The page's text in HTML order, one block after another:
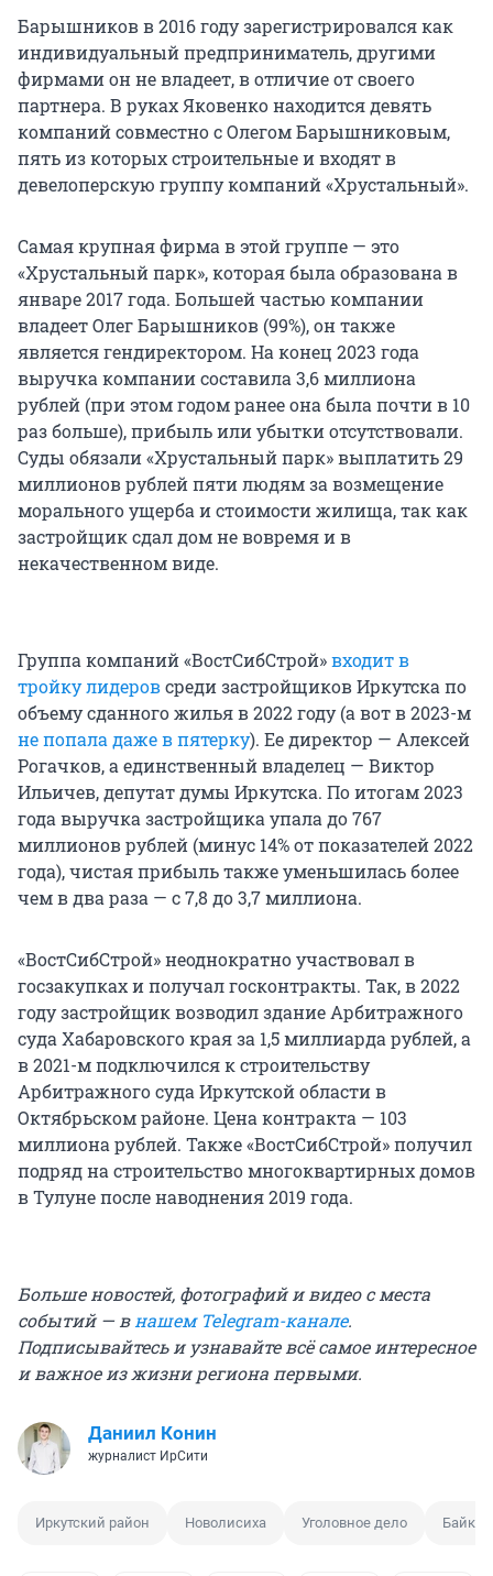
Барышников в 2016 году зарегистрировался как
индивидуальный предприниматель, другими
фирмами он не владеет, в отличие от своего
партнера. В руках Яковенко находится девять
компаний совместно с Олегом Барышниковым,
пять из которых строительные и входят в
девелоперскую группу компаний «Хрустальный».
Самая крупная фирма в этой группе — это
«Хрустальный парк», которая была образована в
январе 2017 года. Большей частью компании
владеет Олег Барышников (99%), он также
является гендиректором. На конец 2023 года
выручка компании составила 3,6 миллиона
рублей (при этом годом ранее она была почти в 10
раз больше), прибыль или убытки отсутствовали.
Суды обязали «Хрустальный парк» выплатить 29
миллионов рублей пяти людям за возмещение
морального ущерба и стоимости жилища, так как
застройщик сдал дом не вовремя и в
некачественном виде.
Группа компаний «ВостСибСтрой»входит в
тройку лидеровсреди застройщиков Иркутска по
объему сданного жилья в 2022 году (а вот в 2023-м
не попала даже в пятерку). Ее директор — Алексей
Рогачков, а единственный владелец — Виктор
Ильичев, депутат думы Иркутска. По итогам 2023
года выручка застройщика упала до 767
миллионов рублей (минус 14% от показателей 2022
года), чистая прибыль также уменьшилась более
чем в два раза — с 7,8 до 3,7 миллиона.
«ВостСибСтрой» неоднократно участвовал в
госзакупках и получал госконтракты. Так, в 2022
году застройщик возводил здание Арбитражного
суда Хабаровского края за 1,5 миллиарда рублей, а
в 2021-м подключился к строительству
Арбитражного суда Иркутской области в
Октябрьском районе. Цена контракта — 103
миллиона рублей. Также «ВостСибСтрой» получил
подряд на строительство многоквартирных домов
в Тулуне после наводнения 2019 года.
Больше новостей, фотографий и видео с места
событий — внашем Telegram-канале.
Подписывайтесь и узнавайте всё самое интересное
и важное из жизни региона первыми.
Даниил Конин
журналист ИрСити
Иркутский район Новолисиха Уголовное дело